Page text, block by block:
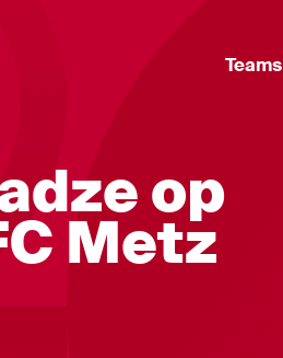
Teams
op
Metz